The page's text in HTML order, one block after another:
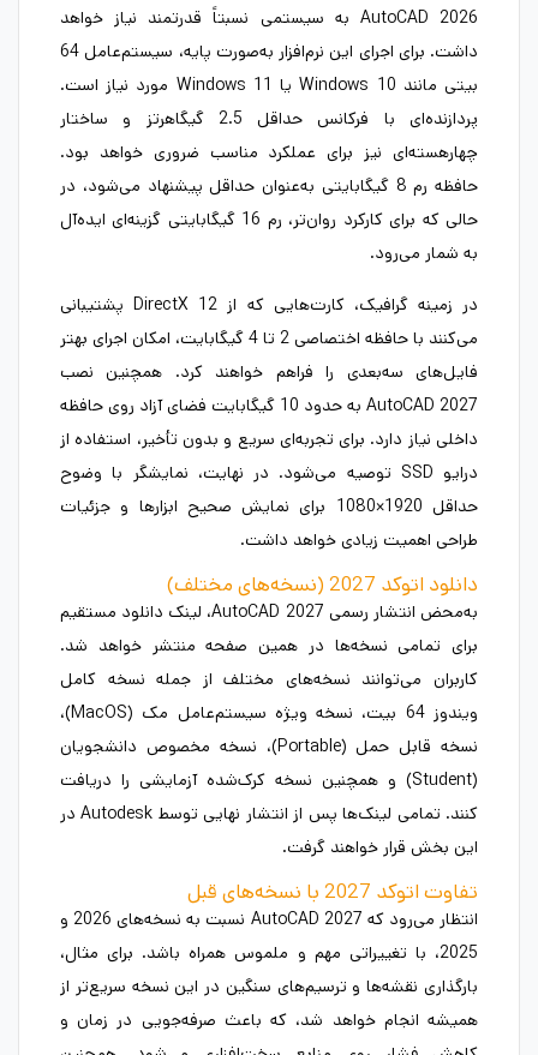
AutoCAD 2026 به سیستمی نسبتاً قدرتمند نیاز خواهد
داشت. برای اجرای این نرم‌افزار به‌صورت پایه، سیستم‌عامل 64
بیتی مانند Windows 10 یا Windows 11 مورد نیاز است.
پردازنده‌ای با فرکانس حداقل 2.5 گیگاهرتز و ساختار
چهارهسته‌ای نیز برای عملکرد مناسب ضروری خواهد بود.
حافظه رم 8 گیگابایتی به‌عنوان حداقل پیشنهاد می‌شود، در
حالی که برای کارکرد روان‌تر، رم 16 گیگابایتی گزینه‌ای ایده‌آل
به شمار می‌رود.
در زمینه گرافیک، کارت‌هایی که از DirectX 12 پشتیبانی
می‌کنند با حافظه اختصاصی 2 تا 4 گیگابایت، امکان اجرای بهتر
فایل‌های سه‌بعدی را فراهم خواهند کرد. همچنین نصب
AutoCAD 2027 به حدود 10 گیگابایت فضای آزاد روی حافظه
داخلی نیاز دارد. برای تجربه‌ای سریع و بدون تأخیر، استفاده از
درایو SSD توصیه می‌شود. در نهایت، نمایشگر با وضوح
حداقل 1920×1080 برای نمایش صحیح ابزارها و جزئیات
طراحی اهمیت زیادی خواهد داشت.
دانلود اتوکد 2027 (نسخه‌های مختلف)
به‌محض انتشار رسمی AutoCAD 2027، لینک دانلود مستقیم
برای تمامی نسخه‌ها در همین صفحه منتشر خواهد شد.
کاربران می‌توانند نسخه‌های مختلف از جمله نسخه کامل
ویندوز 64 بیت، نسخه ویژه سیستم‌عامل مک (MacOS)،
نسخه قابل حمل (Portable)، نسخه مخصوص دانشجویان
(Student) و همچنین نسخه کرک‌شده آزمایشی را دریافت
کنند. تمامی لینک‌ها پس از انتشار نهایی توسط Autodesk در
این بخش قرار خواهند گرفت.
تفاوت اتوکد 2027 با نسخه‌های قبل
انتظار می‌رود که AutoCAD 2027 نسبت به نسخه‌های 2026 و
2025، با تغییراتی مهم و ملموس همراه باشد. برای مثال،
بارگذاری نقشه‌ها و ترسیم‌های سنگین در این نسخه سریع‌تر از
همیشه انجام خواهد شد، که باعث صرفه‌جویی در زمان و